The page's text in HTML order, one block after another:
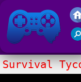
Juegos Friv 2020
Survival